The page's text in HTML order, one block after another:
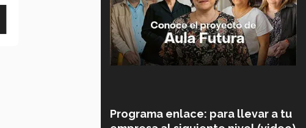
Programa enlace: para llevar a tu